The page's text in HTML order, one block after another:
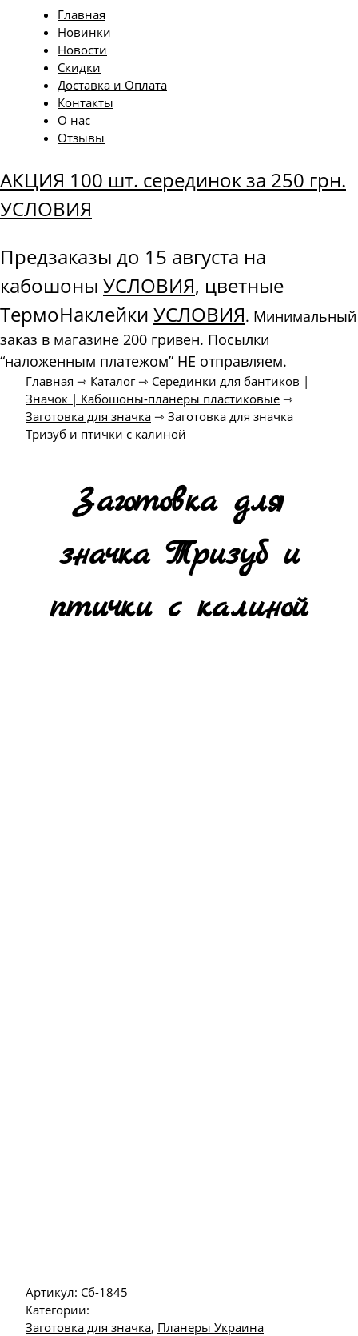
Главная
Новинки
Новости
Скидки
Доставка и Оплата
Контакты
О нас
Отзывы
АКЦИЯ 100 шт. серединок за 250 грн.
УСЛОВИЯ
Предзаказы до 15 августа на
кабошоны УСЛОВИЯ, цветные
ТермоНаклейки УСЛОВИЯ. Минимальный
заказ в магазине 200 гривен. Посылки
“наложенным платежом” НЕ отправляем.
Главная ⇾ Каталог⇾ Серединки для бантиков |
Значок | Кабошоны-планеры пластиковые ⇾
Заготовка для значка ⇾ Заготовка для значка
Тризуб и птички с калиной
Заготовка для
значка Тризуб и
птички с калиной
Артикул: Сб-1845
Категории:
Заготовка для значка, Планеры Украина